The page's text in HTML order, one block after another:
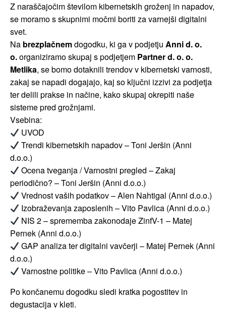
Z naraščajočim številom kibernetskih groženj in napadov,
se moramo s skupnimi močmi boriti za varnejši digitalni
svet.
Na brezplačnemdogodku, ki ga v podjetju Anni d. o.
o.organiziramo skupaj s podjetjem Partner d. o. o.
Metlika, se bomo dotaknili trendov v kibernetski varnosti,
zakaj se napadi dogajajo, kaj so ključni izzivi za podjetja
ter delili prakse in načine, kako skupaj okrepiti naše
sisteme pred grožnjami.
Vsebina:
UVOD
Trendi kibernetskih napadov – Toni Jeršin (Anni
d.o.o.)
Ocena tveganja / Varnostni pregled – Zakaj
periodično? – Toni Jeršin (Anni d.o.o.)
Vrednost vaših podatkov – Alen Nahtigal (Anni d.o.o.)
Izobraževanja zaposlenih – Vito Pavlica (Anni d.o.o.)
NIS 2 – sprememba zakonodaje ZinfV-1 – Matej
Pernek (Anni d.o.o.)
GAP analiza ter digitalni vavčerji – Matej Pernek (Anni
d.o.o.)
Varnostne politike – Vito Pavlica (Anni d.o.o.)
Po končanemu dogodku sledi kratka pogostitev in
degustacija v kleti.